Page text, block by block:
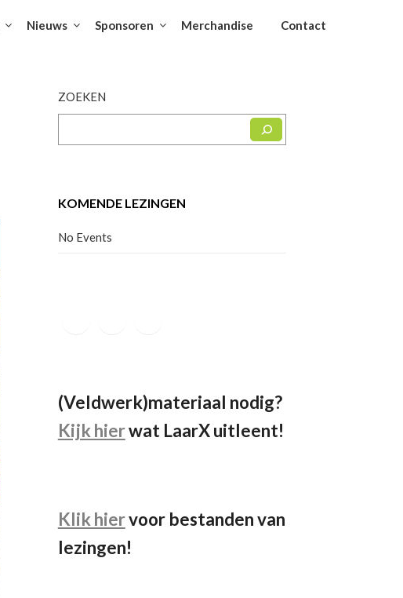
Nieuws Sponsoren Merchandise Contact
ZOEKEN
KOMENDE LEZINGEN
No Events
(Veldwerk)materiaal nodig?
Kijk hierwat LaarX uitleent!
Klik hiervoor bestanden van
lezingen!